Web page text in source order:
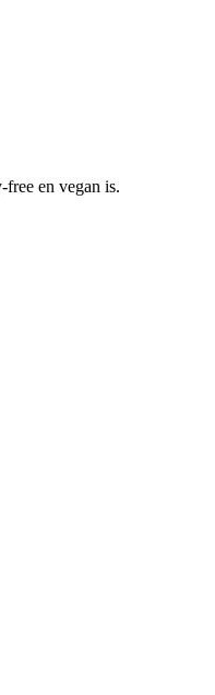
en vegan is.